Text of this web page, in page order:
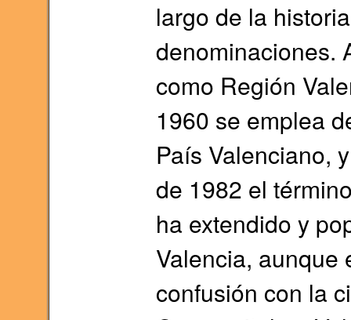
largo de la
denominaciones.
como Región
1960 se emplea
País Valenciano,
de 1982 el
ha extendido y
Valencia, aunque
confusión con la